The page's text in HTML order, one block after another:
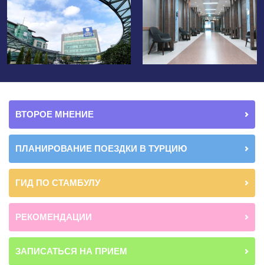
ВТОРОЕ МНЕНИЕ
ПЛАНИРОВАНИЕ ПОЕЗДКИ В ТУРЦИЮ
ГИД ПО СТАМБУЛУ
РЕКОМЕНДАЦИИ
ЗАПИСАТЬСЯ НА ПРИЕМ